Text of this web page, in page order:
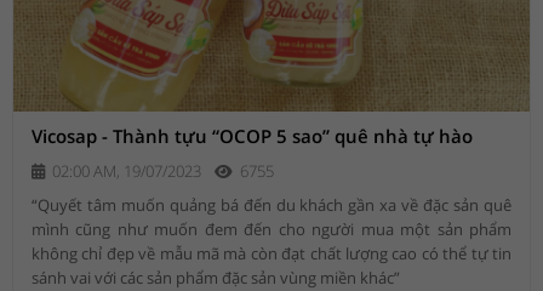
Vicosap - Thành tựu “OCOP 5 sao” quê nhà tự hào
02:00 AM, 19/07/2023
6755
“Quyết tâm muốn quảng bá đến du khách gần xa về đặc sản quê
mình cũng như muốn đem đến cho người mua một sản phẩm
không chỉ đẹp về mẫu mã mà còn đạt chất lượng cao có thể tự tin
sánh vai với các sản phẩm đặc sản vùng miền khác”